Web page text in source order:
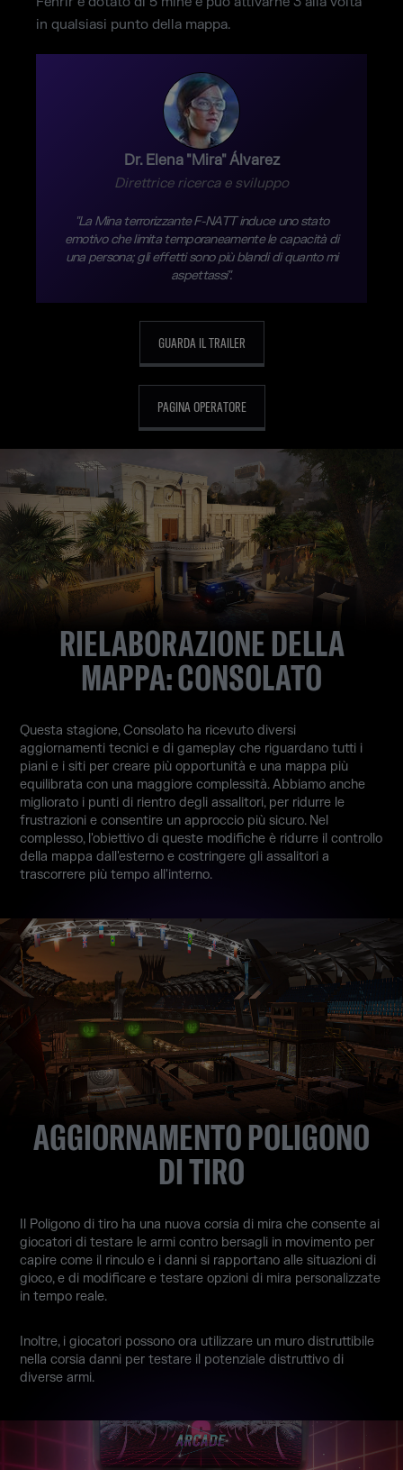
Dr. Elena "Mira" Álvarez
Direttrice ricerca e sviluppo
"La Mina terrorizzante F-NATT induce uno stato
emotivo che limita temporaneamente le capacità di
una persona; gli effetti sono più blandi di quanto mi
aspettassi".
in qualsiasi punto della mappa.
GUARDA IL TRAILER
PAGINA OPERATORE
RIELABORAZIONE DELLA
MAPPA: CONSOLATO
Questa stagione, Consolato ha ricevuto diversi
aggiornamenti tecnici e di gameplay che riguardano tutti i
piani e i siti per creare più opportunità e una mappa più
equilibrata con una maggiore complessità. Abbiamo anche
migliorato i punti di rientro degli assalitori, per ridurre le
frustrazioni e consentire un approccio più sicuro. Nel
complesso, l'obiettivo di queste modifiche è ridurre il controllo
della mappa dall'esterno e costringere gli assalitori a
trascorrere più tempo all'interno.
AGGIORNAMENTO POLIGONO
DI TIRO
Il Poligono di tiro ha una nuova corsia di mira che consente ai
giocatori di testare le armi contro bersagli in movimento per
capire come il rinculo e i danni si rapportano alle situazioni di
gioco, e di modificare e testare opzioni di mira personalizzate
in tempo reale.
Inoltre, i giocatori possono ora utilizzare un muro distruttibile
nella corsia danni per testare il potenziale distruttivo di
diverse armi.